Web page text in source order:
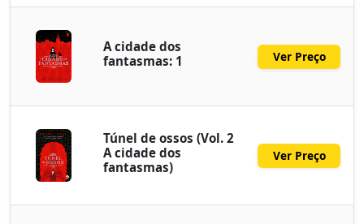
A cidade dos
fantasmas: 1
Ver Preço
Túnel de ossos (Vol. 2
A cidade dos
fantasmas)
Ver Preço